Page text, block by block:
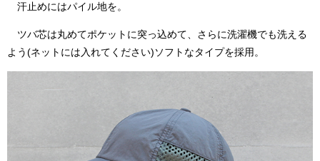
汗止めにはパイル地を。
ツバ芯は丸めてポケットに突っ込めて、さらに洗濯機でも洗える
よう(ネットには入れてください)ソフトなタイプを採用。